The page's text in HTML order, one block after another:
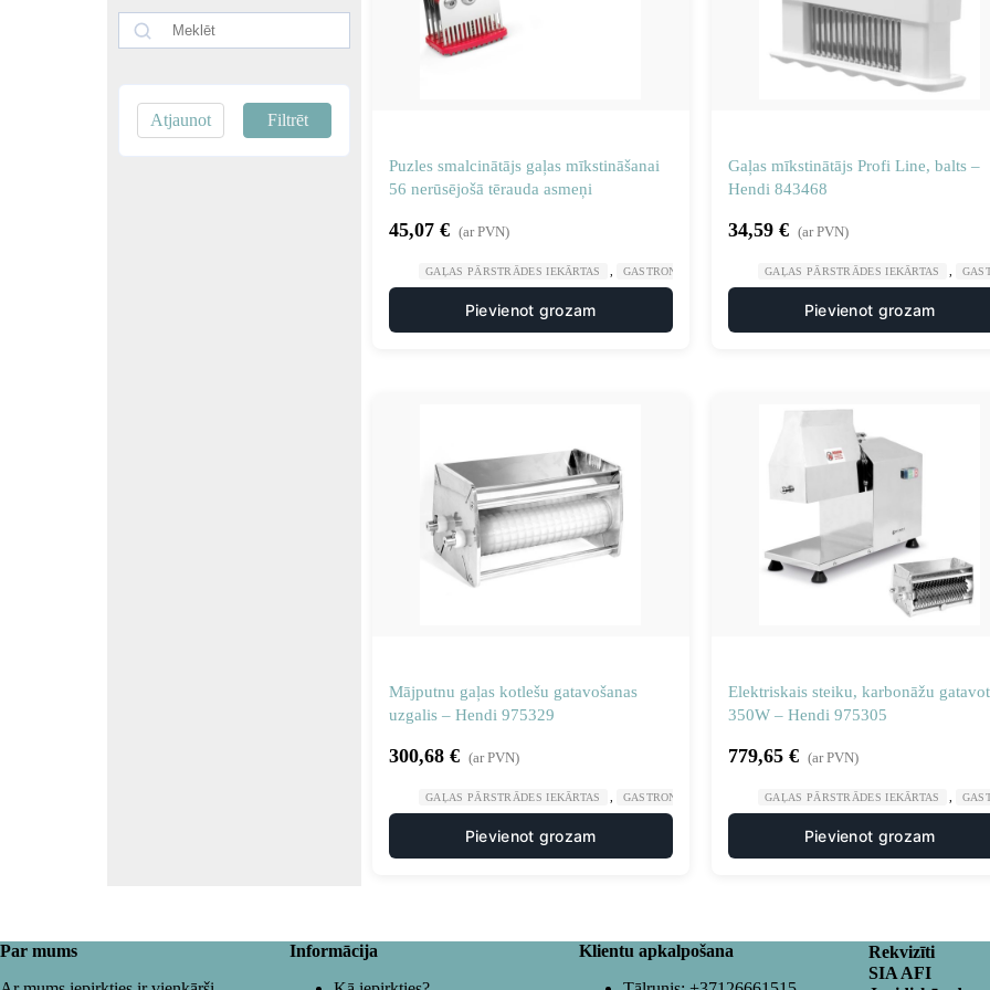
Filtrēt
Atjaunot
Puzles smalcinātājs gaļas mīkstināšanai
56 nerūsējošā tērauda asmeņi
45,07 € (ar PVN)
GAĻAS PĀRSTRĀDES IEKĀRTAS GASTRONOMIJA KARBONĀDES UN STEIKU GATAVOTĀJI ,
Pievienot grozam
Gaļas mīkstinātājs Profi Line, balts –
Hendi 843468
34,59 € (ar PVN)
GAĻAS PĀRSTRĀDES IEKĀRTAS
Pievienot grozam
Mājputnu gaļas kotlešu gatavošanas
uzgalis – Hendi 975329
300,68 € (ar PVN)
GAĻAS PĀRSTRĀDES IEKĀRTAS GASTRONOMIJA KARBONĀDES UN STEIKU GATAVOTĀJI ,
Pievienot grozam
Elektriskais steiku, karbonāžu
350W – Hendi 975305
779,65 € (ar PVN)
GAĻAS PĀRSTRĀDES IEKĀRTAS
Pievienot grozam
Par mums
Informācija
Klientu apkalpošana
Rekvizīti
SIA AFI